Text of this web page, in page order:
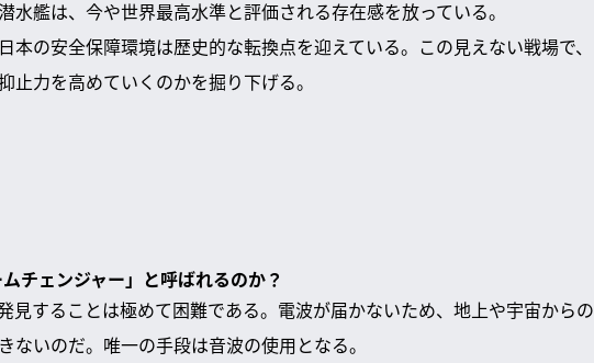
水艦は、今や世界最高水準と評価される存在感を放っている。
の安全保障環境は歴史的な転換点を迎えている。この見えない戦場で、
力を高めていくのかを掘り下げる。
チェンジャー」と呼ばれるのか？
見することは極めて困難である。電波が届かないため、地上や宇宙からの
ないのだ。唯一の手段は音波の使用となる。